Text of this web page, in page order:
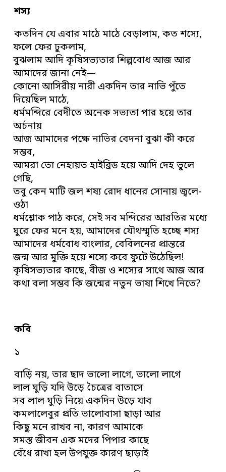
শস্য
কতদিন যে এবার মাঠে মাঠে বেড়ালাম, কত শস্যে,
ফলে ফের ঢুকলাম,
বুঝলাম আদি কৃষিসভ্যতার শিল্পবোধ আজ আর
আমাদের জানা নেই—
কোনো আসিরীয় নারী একদিন তার নাভি পুঁতে
দিয়েছিল মাঠে,
ধর্মমন্দিরে বেদীতে অনেক সভ্যতা পার হয়ে তার
অর্চনায়
আজ আমাদের পক্ষে নাভির বেদনা বুঝা কী করে
সম্ভব,
আমরা তো নেহায়ত হাইব্রিড হয়ে আদি দেহ ভুলে
গেছি,
তবু কেন মাটি জল শষ্য রোদ ধানের সোনায় জ্বলে-
ওঠা
ধর্মশ্লোক পাঠ করে, সেই সব মন্দিরের আরতির মধ্যে
ঘুরে ফের মনে হয়, আমাদের যৌথস্মৃতি হচ্ছে শস্য
আমাদের ধর্মবোধ বাংলার, বেবিলনের প্রান্তরে
জন্ম আর মুক্তি হয়ে শস্যে কবে ফুটে উঠেছিল!
কৃষিসভ্যতার কাছে, বীজ ও শস্যের সাথে আজ আর
কথা বলা সম্ভব কি জন্মের নতুন ভাষা শিখে নিতে?
কবি
১
বাড়ি নয়, তার ছাদ ভালো লাগে, ভালো লাগে
লাল ঘুড়ি যদি উড়ে চৈত্রের বাতাসে
সব লাল ঘুড়ি নিয়ে একদিন উড়ে যাব
কমলালেবুর প্রতি ভালোবাসা ছাড়া আর
কিছু মনে রাখব না, কারণ আমাকে
সমস্ত জীবন এক মদের পিপার কাছে
বেঁধে রাখা হল উপযুক্ত কারণ ছাড়াই